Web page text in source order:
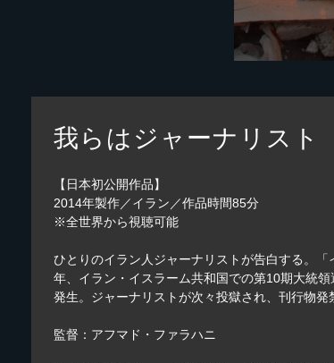
我らはジャーナリス
【日本初公開作品】
2014年製作／イラン／作品時間85分
※全世界から視聴可能
ひとりのイラン人ジャーナリストが告白する。
年、イラン・イスラーム共和国での第10期大統
発生。ジャーナリストが次々投獄され、刊行物発
監督：アフマド・ファラハニ